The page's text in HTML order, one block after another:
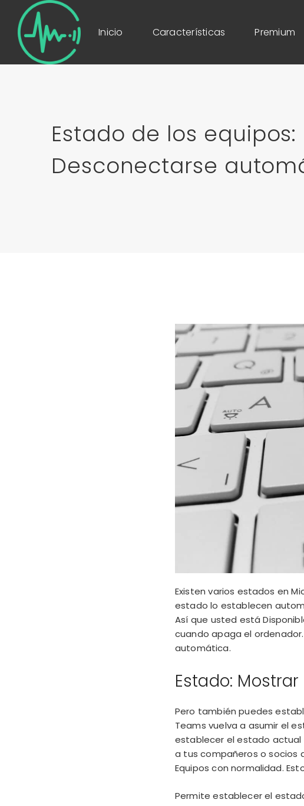
Inicio Características Premium
Estado de los equipos:
Desconectarse
Existen varios estados en
estado lo establecen
Así que usted está
cuando apaga el
automática.
Estado:
Pero también puedes
Teams vuelva a asumir el
establecer el estado actual
a tus compañeros o socios
Equipos con normalidad.
Permite establecer el